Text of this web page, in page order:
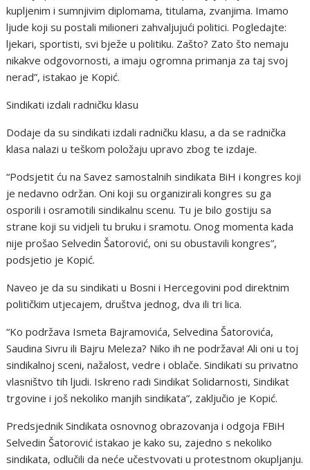
kupljenim i sumnjivim diplomama, titulama, zvanjima. Imamo
ljude koji su postali milioneri zahvaljujući politici. Pogledajte:
ljekari, sportisti, svi bježe u politiku. Zašto? Zato što nemaju
nikakve odgovornosti, a imaju ogromna primanja za taj svoj
nerad”, istakao je Kopić.
Sindikati izdali radničku klasu
Dodaje da su sindikati izdali radničku klasu, a da se radnička
klasa nalazi u teškom položaju upravo zbog te izdaje.
“Podsjetit ću na Savez samostalnih sindikata BiH i kongres koji
je nedavno održan. Oni koji su organizirali kongres su ga
osporili i osramotili sindikalnu scenu. Tu je bilo gostiju sa
strane koji su vidjeli tu bruku i sramotu. Onog momenta kada
nije prošao Selvedin Šatorović, oni su obustavili kongres”,
podsjetio je Kopić.
Naveo je da su sindikati u Bosni i Hercegovini pod direktnim
političkim utjecajem, društva jednog, dva ili tri lica.
“Ko podržava Ismeta Bajramovića, Selvedina Šatorovića,
Saudina Sivru ili Bajru Meleza? Niko ih ne podržava! Ali oni u toj
sindikalnoj sceni, nažalost, vedre i oblače. Sindikati su privatno
vlasništvo tih ljudi. Iskreno radi Sindikat Solidarnosti, Sindikat
trgovine i još nekoliko manjih sindikata”, zaključio je Kopić.
Predsjednik Sindikata osnovnog obrazovanja i odgoja FBiH
Selvedin Šatorović istakao je kako su, zajedno s nekoliko
sindikata, odlučili da neće učestvovati u protestnom okupljanju.